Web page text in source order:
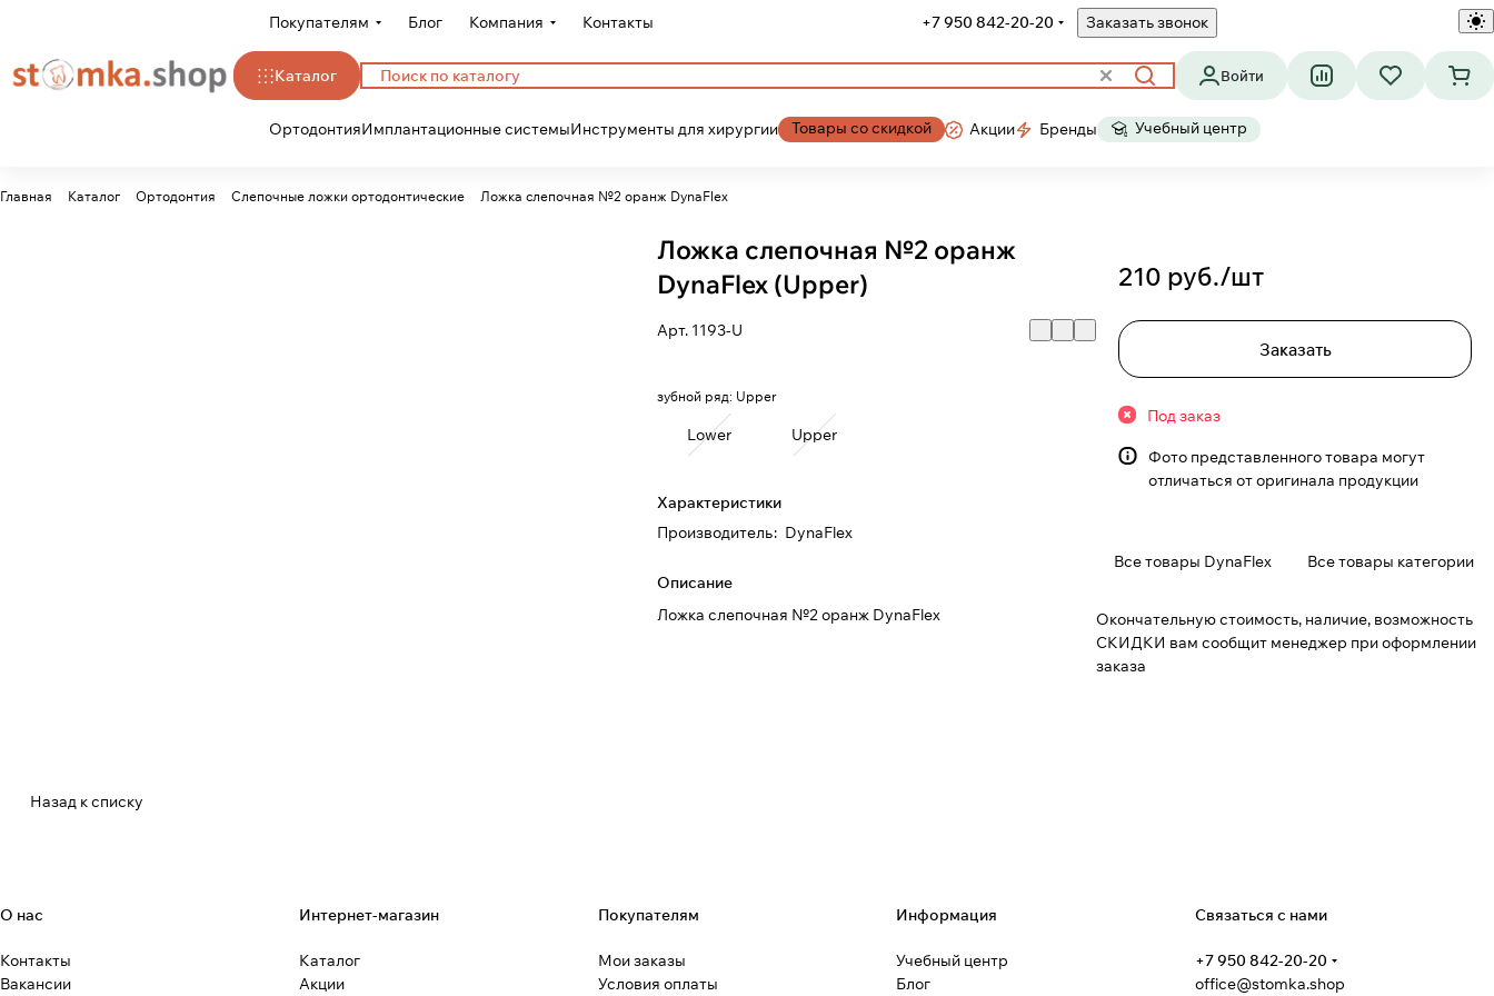
Покупателям Блог Компания Контакты +7 950 842-20-20 Заказать звонок
Каталог Войти
ОртодонтияИмплантационные системыИнструменты для хирургии Товары со скидкой Акции Бренды Учебный центр
Главная Каталог Ортодонтия Слепочные ложки ортодонтические Ложка слепочная №2 оранж DynaFlex
Ложка слепочная №2 оранж
DynaFlex (Upper)
Арт. 1193-U
зубной ряд: Upper
Lower Upper
Характеристики
Производитель: DynaFlex
Описание
Ложка слепочная №2 оранж DynaFlex
210 руб./шт
Заказать
Под заказ
Фото представленного товара могут
отличаться от оригинала продукции
Все товары DynaFlex Все товары категории
Окончательную стоимость, наличие, возможность
СКИДКИ вам сообщит менеджер при оформлении
заказа
Назад к списку
О нас
Контакты
Вакансии
Интернет-магазин
Каталог
Акции
Покупателям
Мои заказы
Условия оплаты
Информация
Учебный центр
Блог
Связаться с нами
+7 950 842-20-20
office@stomka.shop